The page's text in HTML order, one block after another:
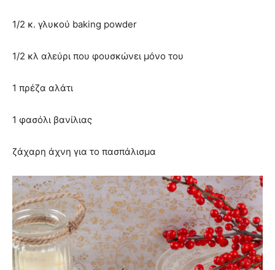
1/2 κ. γλυκού baking powder
1/2 κλ αλεύρι που φουσκώνει μόνο του
1 πρέζα αλάτι
1 φασόλι βανίλιας
ζάχαρη άχνη για το πασπάλισμα